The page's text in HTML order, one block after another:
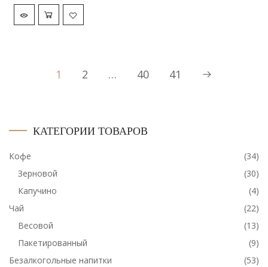
КАТЕГОРИИ ТОВАРОВ
Кофе
(34)
Зерновой
(30)
Капучино
(4)
Чай
(22)
Весовой
(13)
Пакетированный
(9)
Безалкогольные напитки
(53)
1 2 … 40 41